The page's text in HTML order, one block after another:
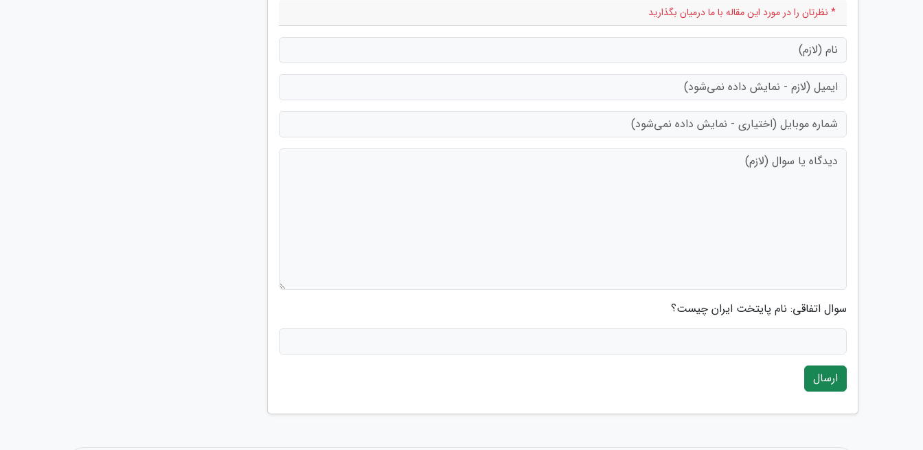
* نظرتان را در مورد این مقاله با ما درمیان بگذارید
سوال اتفاقی: نام پایتخت ایران چیست؟
ارسال